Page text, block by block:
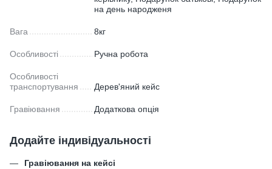
на день народженя
Вага 8кг
Особливості Ручна робота
Особливості
транспортування
Дерев'яний кейс
Гравіювання Додаткова опція
Додайте індивідуальності
Гравіювання на кейсі